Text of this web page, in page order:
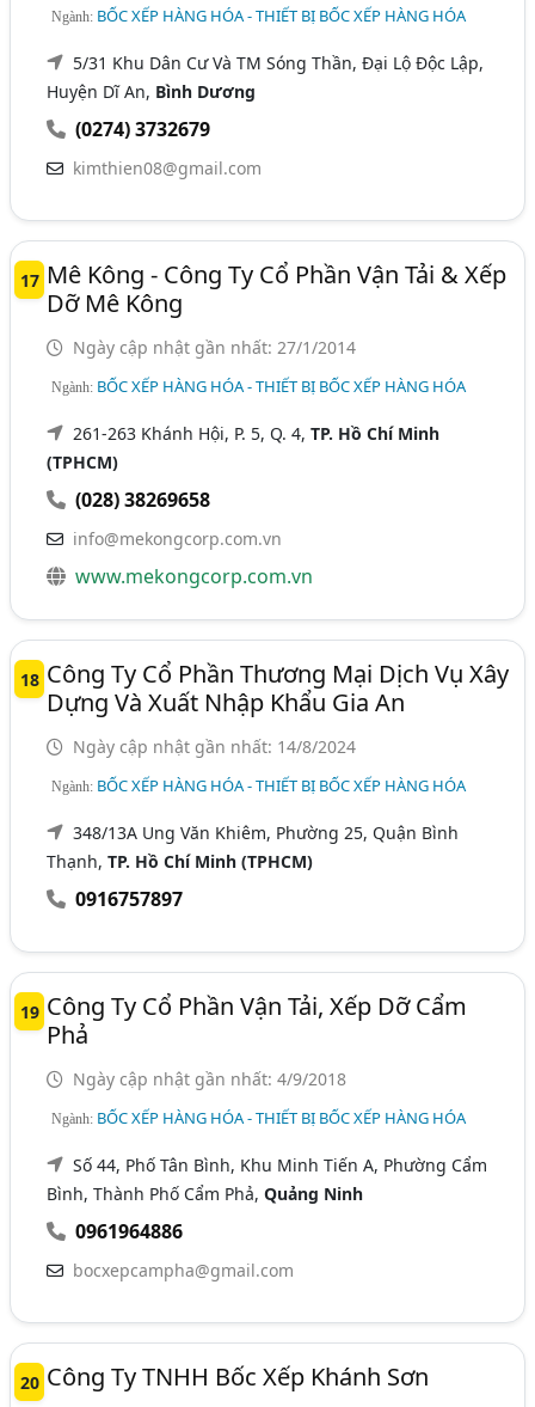
Ngành: BỐC XẾP HÀNG HÓA - THIẾT BỊ BỐC XẾP HÀNG HÓA
5/31 Khu Dân Cư Và TM Sóng Thần, Đại Lộ Độc Lập,
Huyện Dĩ An, Bình Dương
(0274) 3732679
kimthien08@gmail.com
17 Mê Kông - Công Ty Cổ Phần Vận Tải & Xếp
Dỡ Mê Kông
Ngày cập nhật gần nhất: 27/1/2014
Ngành: BỐC XẾP HÀNG HÓA - THIẾT BỊ BỐC XẾP HÀNG HÓA
261-263 Khánh Hội, P. 5, Q. 4,TP. Hồ Chí Minh
(TPHCM)
(028) 38269658
info@mekongcorp.com.vn
www.mekongcorp.com.vn
18 Công Ty Cổ Phần Thương Mại Dịch Vụ Xây
Dựng Và Xuất Nhập Khẩu Gia An
Ngày cập nhật gần nhất: 14/8/2024
Ngành: BỐC XẾP HÀNG HÓA - THIẾT BỊ BỐC XẾP HÀNG HÓA
348/13A Ung Văn Khiêm, Phường 25, Quận Bình
Thạnh,TP. Hồ Chí Minh (TPHCM)
0916757897
19 Công Ty Cổ Phần Vận Tải, Xếp Dỡ Cẩm
Phả
Ngày cập nhật gần nhất: 4/9/2018
Ngành: BỐC XẾP HÀNG HÓA - THIẾT BỊ BỐC XẾP HÀNG HÓA
Số 44, Phố Tân Bình, Khu Minh Tiến A, Phường Cẩm
Bình, Thành Phố Cẩm Phả,Quảng Ninh
0961964886
bocxepcampha@gmail.com
20 Công Ty TNHH Bốc Xếp Khánh Sơn